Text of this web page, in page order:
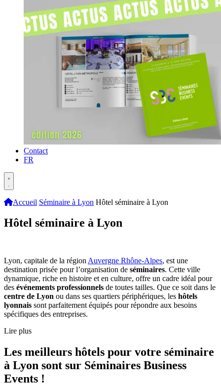
Contact
FR
Accueil Séminaire à Lyon Hôtel séminaire à Lyon
Hôtel séminaire à Lyon
Lyon, capitale de la région Auvergne Rhône-Alpes, est une
destination prisée pour l’organisation de séminaires. Cette ville
dynamique, riche en histoire et en culture, offre un cadre idéal pour
des événements professionnels de toutes tailles. Que ce soit dans le
centre de Lyon ou dans ses quartiers périphériques, les hôtels
lyonnais sont parfaitement équipés pour répondre aux besoins
spécifiques des entreprises.
Lire plus
Les meilleurs hôtels pour votre séminaire
à Lyon sont sur Séminaires Business
Events !